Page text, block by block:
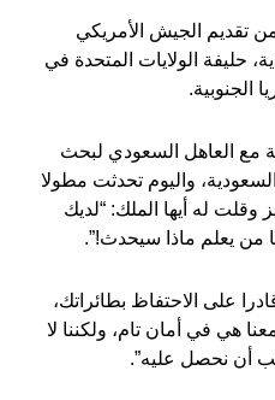
تقديم الجيش الأمريكي
حليفة الولايات المتحدة في
الجنوبية.
مع العاهل السعودي لبحث
واليوم تحدثت مطولا
وقلت له أيها الملك: “لديك
من يعلم ماذا سيحدث!”.
على الاحتفاظ بطائراتك،
هي في أمان تام، ولكننا لا
أن نحصل عليه”.